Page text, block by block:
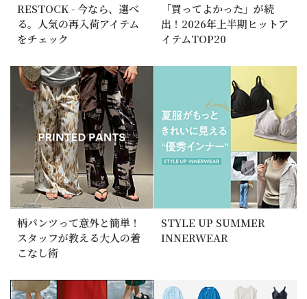
RESTOCK - 今なら、選べ
る。人気の再入荷アイテム
をチェック
「買ってよかった」が続
出！2026年上半期ヒットア
イテムTOP20
柄パンツって意外と簡単！
スタッフが教える大人の着
こなし術
STYLE UP SUMMER
INNERWEAR